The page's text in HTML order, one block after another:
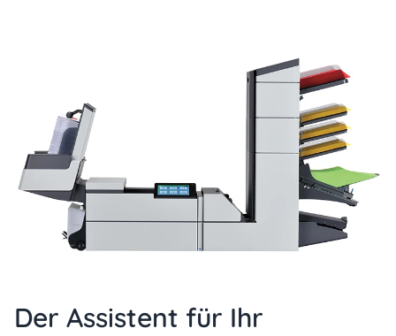
Der Assistent für Ihr